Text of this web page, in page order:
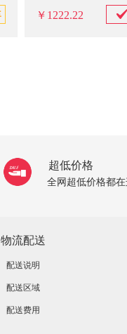
￥1222.22
超低价格
全网超低价格都
物流配送
配送说明
配送区域
配送费用